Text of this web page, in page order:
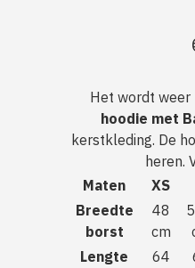
Het wordt weer
hoodie met
kerstkleding. De
heren.
Maten
XS
Breedte
borst
48
cm
Lengte
64